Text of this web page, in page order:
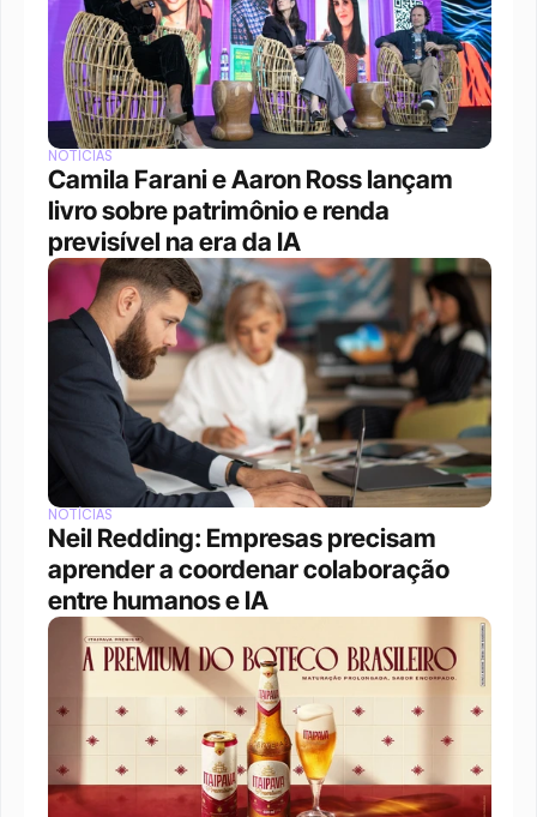
NOTÍCIAS
Camila Farani e Aaron Ross lançam
livro sobre patrimônio e renda
previsível na era da IA
NOTÍCIAS
Neil Redding: Empresas precisam
aprender a coordenar colaboração
entre humanos e IA